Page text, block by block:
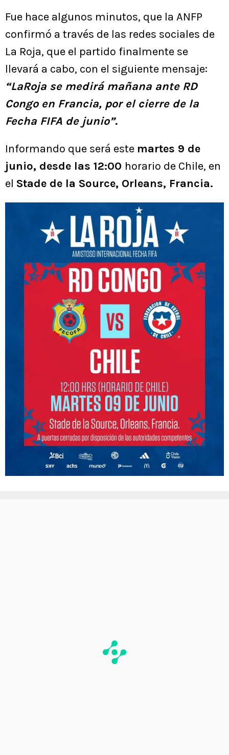
Fue hace algunos minutos, que la ANFP
confirmó a través de las redes sociales de
La Roja, que el partido finalmente se
llevará a cabo, con el siguiente mensaje:
“LaRoja se medirá mañana ante RD
Congo en Francia, por el cierre de la
Fecha FIFA de junio”.
Informando que será este martes 9 de
junio, desde las 12:00 horario de Chile, en
el Stade de la Source, Orleans, Francia.